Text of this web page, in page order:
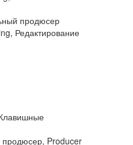
продюсер
Редактирование
Producer